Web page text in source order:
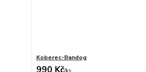
Koberec-Bandog
990 Kč